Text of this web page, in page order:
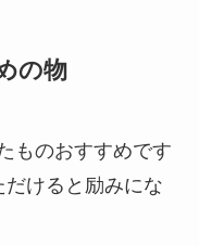
の物
ものおすすめです
けると励みにな